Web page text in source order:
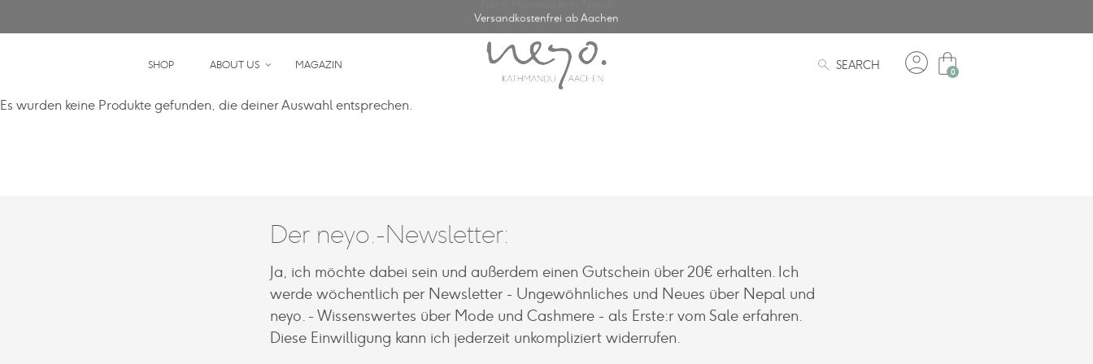
Versandkostenfrei ab Aachen
SHOP ABOUT US MAGAZIN search SEARCH account_circle shopping_bag
Es wurden keine Produkte gefunden, die deiner Auswahl entsprechen.
Der neyo.-Newsletter:
Ja, ich möchte dabei sein und außerdem einen Gutschein über 20€ erhalten. Ich
werde wöchentlich per Newsletter - Ungewöhnliches und Neues über Nepal und
neyo. - Wissenswertes über Mode und Cashmere - als Erste:r vom Sale erfahren.
Diese Einwilligung kann ich jederzeit unkompliziert widerrufen.